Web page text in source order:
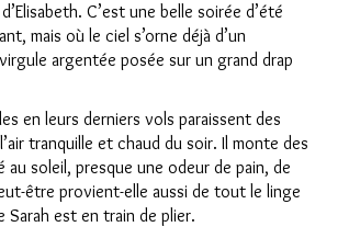
C’est une belle soirée d’été
mais où le ciel s’orne déjà d’un
argentée posée sur un grand drap
en leurs derniers vols paraissent des
tranquille et chaud du soir. Il monte des
soleil, presque une odeur de pain, de
être provient-elle aussi de tout le linge
est en train de plier.